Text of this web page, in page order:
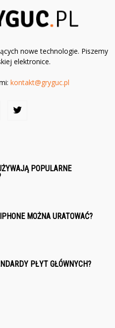
nowe technologie. Piszemy
elektronice.
kontakt@gryguc.pl
POPULARNE
MOŻNA URATOWAĆ?
PŁYT GŁÓWNYCH?